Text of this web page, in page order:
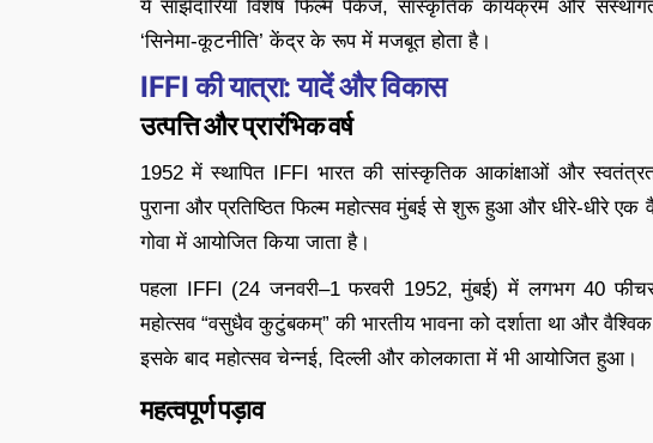
ये साझेदारियाँ विशेष फिल्म पैकेज, सांस्कृतिक कार्यक्रम और
‘सिनेमा-कूटनीति’ केंद्र के रूप में मजबूत होता है।
IFFI की यात्रा: यादें और विकास
उत्पत्ति और प्रारंभिक वर्ष
1952 में स्थापित IFFI भारत की सांस्कृतिक आकांक्षाओं और
पुराना और प्रतिष्ठित फिल्म महोत्सव मुंबई से शुरू हुआ और धीरे-धीरे
गोवा में आयोजित किया जाता है।
पहला IFFI (24 जनवरी–1 फरवरी 1952, मुंबई) में लगभग 40
महोत्सव “वसुधैव कुटुंबकम्” की भारतीय भावना को दर्शाता था और
इसके बाद महोत्सव चेन्नई, दिल्ली और कोलकाता में भी आयोजित हुआ।
महत्वपूर्ण पड़ाव